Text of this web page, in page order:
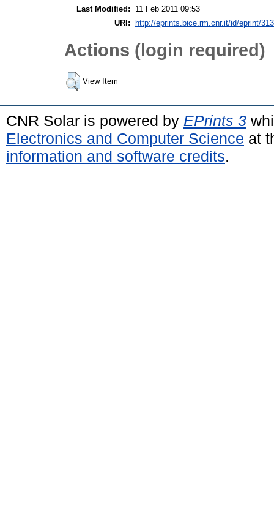
Last Modified:
11 Feb 2011 09:53
URI:
http://eprints.bice.rm.cnr.it/id/eprint/
Actions (login required)
View Item
CNR Solar is powered by EPrints 3
Electronics and Computer Science at
information and software credits.